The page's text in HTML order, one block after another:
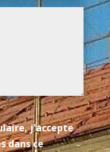
j'accepte
dans ce